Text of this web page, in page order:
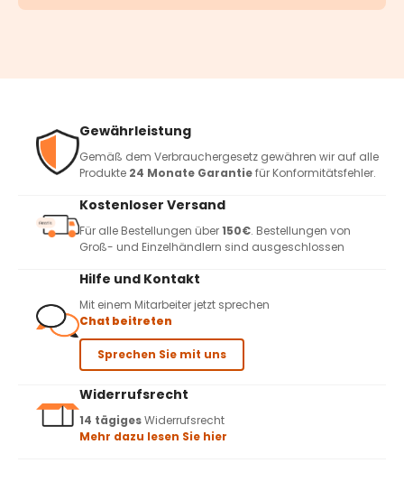
Gewährleistung
Gemäß dem Verbrauchergesetz gewähren wir auf alle
Produkte 24 Monate Garantiefür Konformitätsfehler.
Kostenloser Versand
Für alle Bestellungen über150€. Bestellungen von
Groß- und Einzelhändlern sind ausgeschlossen
Hilfe und Kontakt
Mit einem Mitarbeiter jetzt sprechen
Chat beitreten
Sprechen Sie mit uns
Widerrufsrecht
14 tägigesWiderrufsrecht
Mehr dazu lesen Sie hier